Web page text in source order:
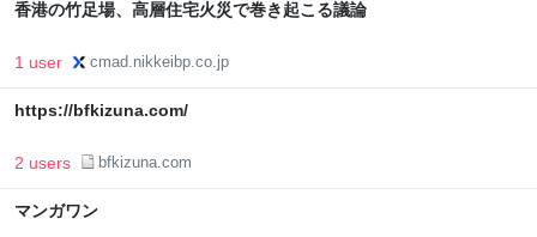
香港の竹足場、高層住宅火災で巻き起こる議論
1 user cmad.nikkeibp.co.jp
https://bfkizuna.com/
2 users bfkizuna.com
マンガワン